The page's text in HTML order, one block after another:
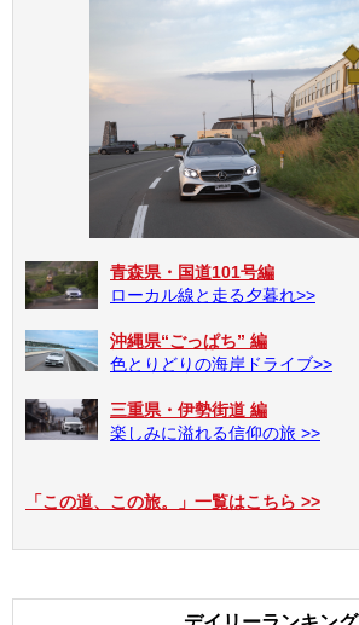
青森県・国道101号編
ローカル線と走る夕暮れ>>
沖縄県“ごっぱち” 編
色とりどりの海岸ドライブ>>
三重県・伊勢街道 編
楽しみに溢れる信仰の旅 >>
「この道、この旅。」一覧はこちら >>